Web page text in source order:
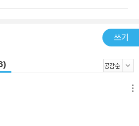
의 냉각수 연못에서 낚시를 하던 사람
람하듯 발전소의 폭발이 일으킨 불빛을
사능 입자가 대기 중에 부유하는 도시
광욕을 즐기고, 쇼핑을 하고, 빨래를
모래를 가지고 놀았다. 주민 소개가
집에서 떠나야 했지만 사고의 심각성
없었다. “이게 무슨 재난인가요? 독일
쓰기